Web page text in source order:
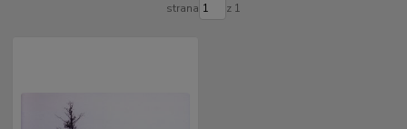
strana z 1